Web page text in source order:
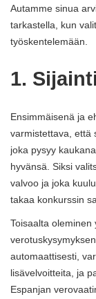
Autamme sinua
tarkastella, kun
työskentelemään.
1.
Ensimmäisenä ja
varmistettava, että
joka pysyy
hyvänsä. Siksi
valvoo ja joka
takaa konkurssin
Toisaalta oleminen
automaattisesti,
lisävelvoitteita, ja
Espanjan